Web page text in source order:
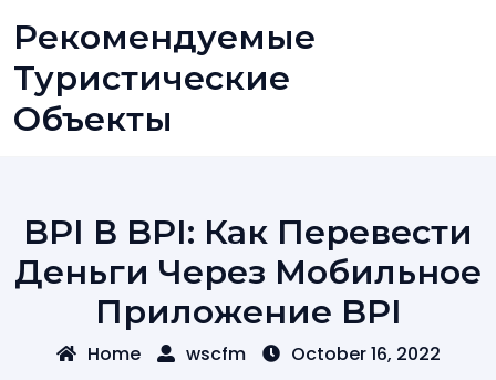
content
Рекомендуемые
Туристические
Объекты
BPI В BPI: Как Перевести
Деньги Через Мобильное
Приложение BPI
Home wscfm October 16, 2022